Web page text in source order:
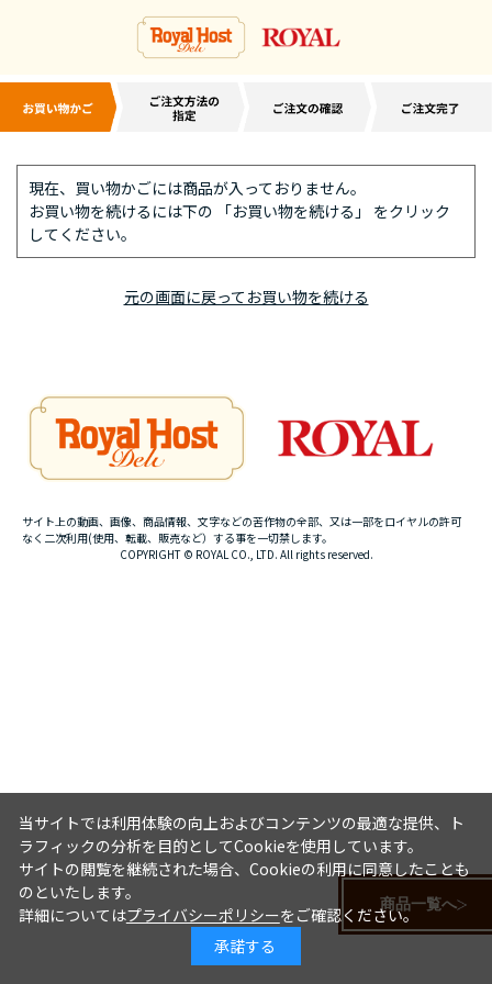
現在、買い物かごには商品が入っておりません。
お買い物を続けるには下の 「お買い物を続ける」 をクリック
してください。
元の画面に戻ってお買い物を続ける
商品一覧へ
COPYRIGHT © ROYAL CO., LTD. All rights reserved.
サイト上の動画、画像、商品情報、文字などの苦作物の全部、又は一部をロイヤルの許可
なく二次利用(使用、転載、販売など）する事を一切禁します。
当サイトでは利用体験の向上およびコンテンツの最適な提供、ト
ラフィックの分析を目的としてCookieを使用しています。
サイトの閲覧を継続された場合、Cookieの利用に同意したことも
のといたします。
詳細についてはプライバシーポリシーをご確認ください。
承諾する